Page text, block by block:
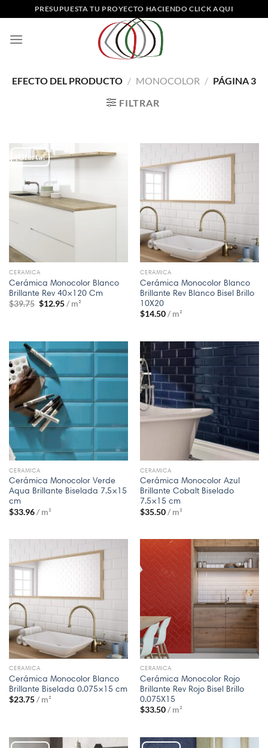
al
contenido
PRESUPUESTA TU PROYECTO HACIENDO CLICK AQUI
EFECTO DEL PRODUCTO / MONOCOLOR / PÁGINA 3
FILTRAR
¡Oferta!
CERAMICA
Cerámica Monocolor Blanco
Brillante Rev 40×120 Cm
$39.75 $12.95/ m²
CERAMICA
Cerámica Monocolor Blanco
Brillante Rev Blanco Bisel Brillo
10X20
$14.50 / m²
CERAMICA
Cerámica Monocolor Verde
Aqua Brillante Biselada 7.5×15
cm
$33.96 / m²
CERAMICA
Cerámica Monocolor Azul
Brillante Cobalt Biselado
7.5×15 cm
$35.50 / m²
CERAMICA
Cerámica Monocolor Blanco
Brillante Biselada 0.075×15 cm
$23.75 / m²
CERAMICA
Cerámica Monocolor Rojo
Brillante Rev Rojo Bisel Brillo
0.075X15
$33.50 / m²